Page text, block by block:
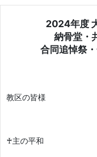
2024年度
納骨堂・
合同追悼祭
教区の皆様
♰主の平和